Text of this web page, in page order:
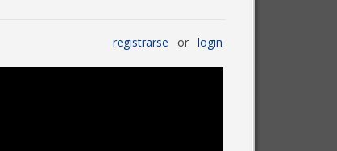
registrarse or login